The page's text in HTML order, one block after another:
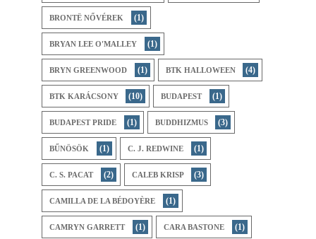
BRONTË NŐVÉREK (1)
BRYAN LEE O'MALLEY (1)
BRYN GREENWOOD (1) BTK HALLOWEEN (4)
BTK KARÁCSONY (10) BUDAPEST (1)
BUDAPEST PRIDE (1) BUDDHIZMUS (3)
BŰNÖSÖK (1) C. J. REDWINE (1)
C. S. PACAT (2) CALEB KRISP (3)
CAMILLA DE LA BÉDOYÈRE (1)
CAMRYN GARRETT (1) CARA BASTONE (1)